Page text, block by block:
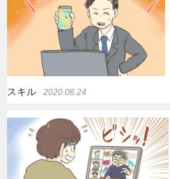
スキル 2020.06.24